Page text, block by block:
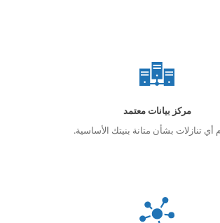
مركز بيانات معتمد
أي تنازلات بشأن متانة بنيتك الأساسية.